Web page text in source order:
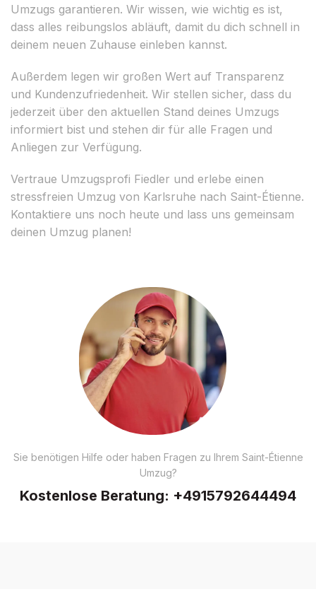
Umzugs garantieren. Wir wissen, wie wichtig es ist,
dass alles reibungslos abläuft, damit du dich schnell in
deinem neuen Zuhause einleben kannst.
Außerdem legen wir großen Wert auf Transparenz
und Kundenzufriedenheit. Wir stellen sicher, dass du
jederzeit über den aktuellen Stand deines Umzugs
informiert bist und stehen dir für alle Fragen und
Anliegen zur Verfügung.
Vertraue Umzugsprofi Fiedler und erlebe einen
stressfreien Umzug von Karlsruhe nach Saint-Étienne.
Kontaktiere uns noch heute und lass uns gemeinsam
deinen Umzug planen!
Sie benötigen Hilfe oder haben Fragen zu Ihrem Saint-Étienne
Umzug?
Kostenlose Beratung: +4915792644494